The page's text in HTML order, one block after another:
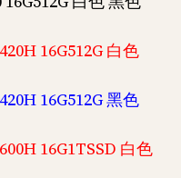
16G512G 白色
16G512G 黑色
16G1TSSD 白色